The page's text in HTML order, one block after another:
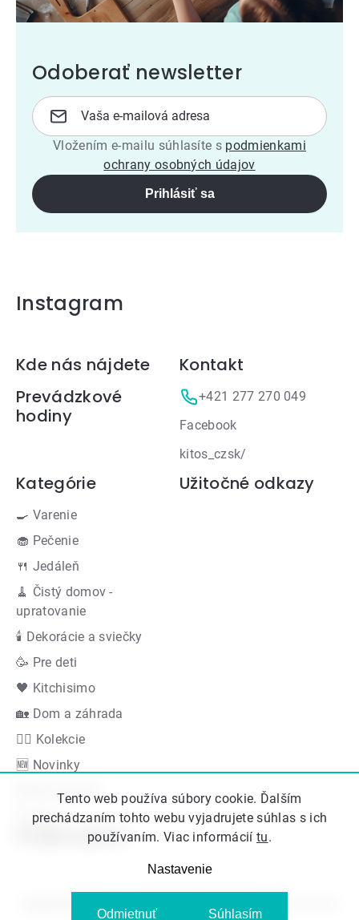
Tento web používa súbory cookie. Ďalším
prechádzaním tohto webu vyjadrujete súhlas s ich
používaním. Viac informácií tu.
Nastavenie
Odmietnuť Súhlasím
Odoberať newsletter
Vložením e-mailu súhlasíte s podmienkami
ochrany osobných údajov
Prihlásiť sa
Instagram
Zápätie
Kde nás nájdete
Prevádzkové
hodiny
Kontakt
+421 277 270 049
Facebook
kitos_czsk/
Kategórie
🍳 Varenie
🧁 Pečenie
🍴 Jedáleň
🧹 Čistý domov -
upratovanie
🕯 Dekorácie a sviečky
🥳 Pre deti
🖤 Kitchisimo
🏡 Dom a záhrada
👍🏻 Kolekcie
🆕 Novinky
Akčná ponuka
Značky
Užitočné odkazy
Podporujeme